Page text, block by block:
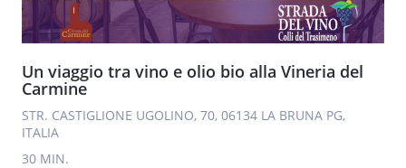
Un viaggio tra vino e olio bio alla Vineria del
Carmine
STR. CASTIGLIONE UGOLINO, 70, 06134 LA BRUNA PG,
ITALIA
30 MIN.